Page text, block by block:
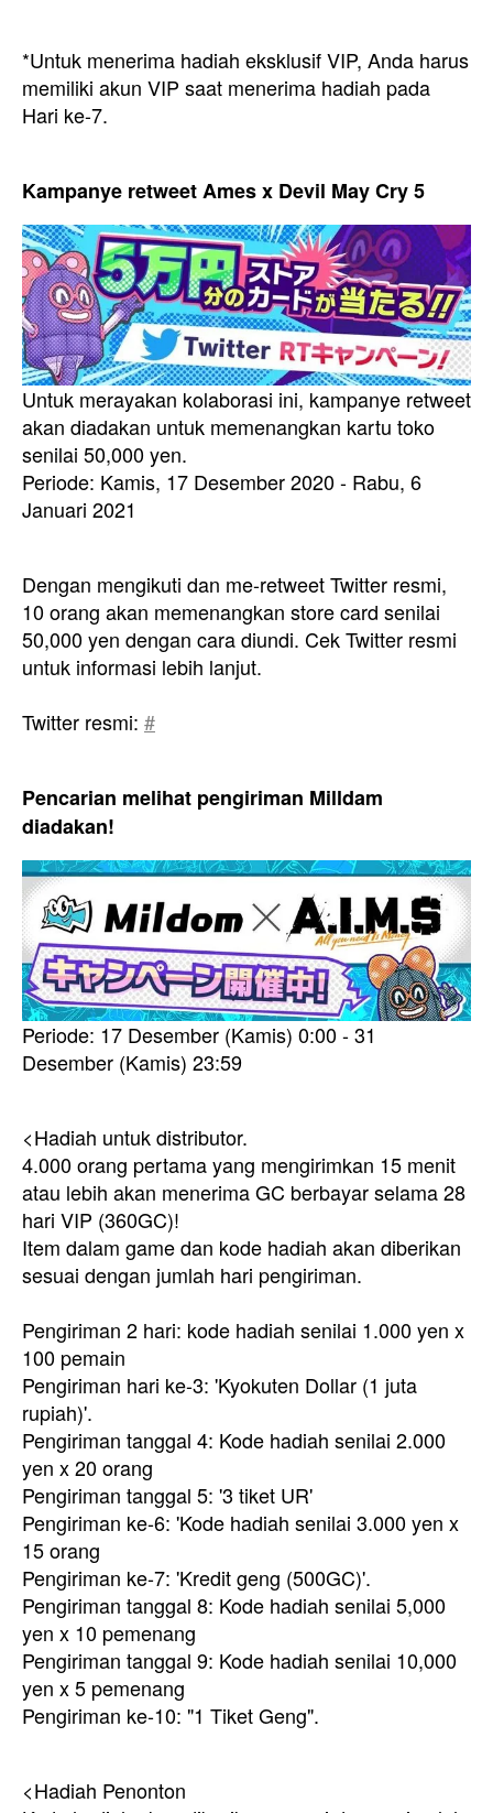
*Untuk menerima hadiah eksklusif VIP, Anda harus
memiliki akun VIP saat menerima hadiah pada
Hari ke-7.
Kampanye retweet Ames x Devil May Cry 5
Untuk merayakan kolaborasi ini, kampanye retweet
akan diadakan untuk memenangkan kartu toko
senilai 50,000 yen.
Periode: Kamis, 17 Desember 2020 - Rabu, 6
Januari 2021
Dengan mengikuti dan me-retweet Twitter resmi,
10 orang akan memenangkan store card senilai
50,000 yen dengan cara diundi. Cek Twitter resmi
untuk informasi lebih lanjut.
Twitter resmi: #
Pencarian melihat pengiriman Milldam
diadakan!
Periode: 17 Desember (Kamis) 0:00 - 31
Desember (Kamis) 23:59
<Hadiah untuk distributor.
4.000 orang pertama yang mengirimkan 15 menit
atau lebih akan menerima GC berbayar selama 28
hari VIP (360GC)!
Item dalam game dan kode hadiah akan diberikan
sesuai dengan jumlah hari pengiriman.
Pengiriman 2 hari: kode hadiah senilai 1.000 yen x
100 pemain
Pengiriman hari ke-3: 'Kyokuten Dollar (1 juta
rupiah)'.
Pengiriman tanggal 4: Kode hadiah senilai 2.000
yen x 20 orang
Pengiriman tanggal 5: '3 tiket UR'
Pengiriman ke-6: 'Kode hadiah senilai 3.000 yen x
15 orang
Pengiriman ke-7: 'Kredit geng (500GC)'.
Pengiriman tanggal 8: Kode hadiah senilai 5,000
yen x 10 pemenang
Pengiriman tanggal 9: Kode hadiah senilai 10,000
yen x 5 pemenang
Pengiriman ke-10: "1 Tiket Geng".
<Hadiah Penonton